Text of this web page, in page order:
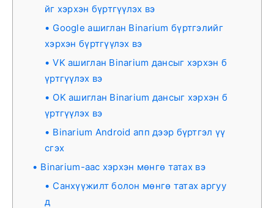
йг хэрхэн бүртгүүлэх вэ
Google ашиглан Binarium бүртгэлийг
хэрхэн бүртгүүлэх вэ
VK ашиглан Binarium дансыг хэрхэн б
үртгүүлэх вэ
OK ашиглан Binarium дансыг хэрхэн б
үртгүүлэх вэ
Binarium Android апп дээр бүртгэл үү
сгэх
Binarium-аас хэрхэн мөнгө татах вэ
Санхүүжилт болон мөнгө татах аргуу
д